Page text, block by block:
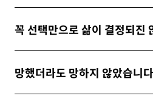
소중한 자신의 가치를 찾
마음 성장 콘텐츠를 뉴스
꼭 선택만으로 삶이 결정되진
망했더라도 망하지 않았습니다